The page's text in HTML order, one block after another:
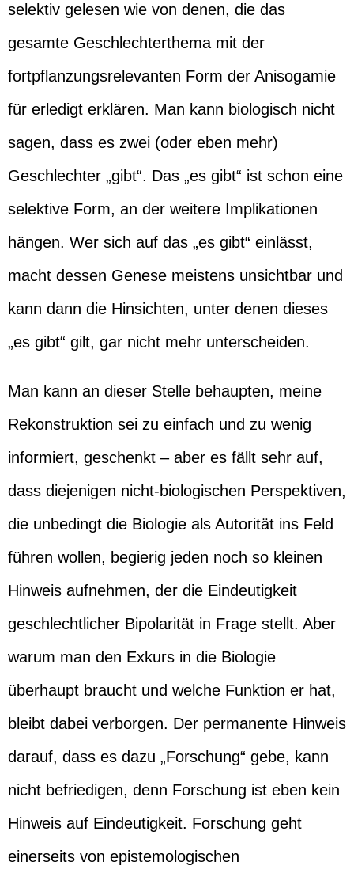
selektiv gelesen wie von denen, die das
gesamte Geschlechterthema mit der
fortpflanzungsrelevanten Form der Anisogamie
für erledigt erklären. Man kann biologisch nicht
sagen, dass es zwei (oder eben mehr)
Geschlechter „gibt“. Das „es gibt“ ist schon eine
selektive Form, an der weitere Implikationen
hängen. Wer sich auf das „es gibt“ einlässt,
macht dessen Genese meistens unsichtbar und
kann dann die Hinsichten, unter denen dieses
„es gibt“ gilt, gar nicht mehr unterscheiden.
Man kann an dieser Stelle behaupten, meine
Rekonstruktion sei zu einfach und zu wenig
informiert, geschenkt – aber es fällt sehr auf,
dass diejenigen nicht-biologischen Perspektiven,
die unbedingt die Biologie als Autorität ins Feld
führen wollen, begierig jeden noch so kleinen
Hinweis aufnehmen, der die Eindeutigkeit
geschlechtlicher Bipolarität in Frage stellt. Aber
warum man den Exkurs in die Biologie
überhaupt braucht und welche Funktion er hat,
bleibt dabei verborgen. Der permanente Hinweis
darauf, dass es dazu „Forschung“ gebe, kann
nicht befriedigen, denn Forschung ist eben kein
Hinweis auf Eindeutigkeit. Forschung geht
einerseits von epistemologischen